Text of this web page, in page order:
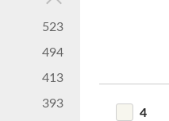
523
494
413
393
4